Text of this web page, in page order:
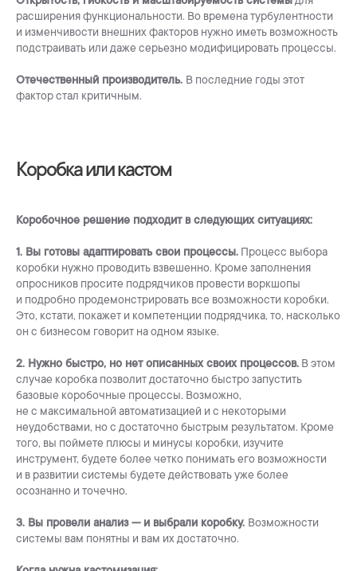
расширения функциональности. Во времена турбулентности
и изменчивости внешних факторов нужно иметь возможность
подстраивать или даже серьезно модифицировать процессы.
Отечественный производитель. В последние годы этот
фактор стал критичным.
Коробка или кастом
Коробочное решение подходит в следующих ситуациях:
1. Вы готовы адаптировать свои процессы. Процесс выбора
коробки нужно проводить взвешенно. Кроме заполнения
опросников просите подрядчиков провести воркшопы
и подробно продемонстрировать все возможности коробки.
Это, кстати, покажет и компетенции подрядчика, то, насколько
он с бизнесом говорит на одном языке.
2. Нужно быстро, но нет описанных своих процессов. В этом
случае коробка позволит достаточно быстро запустить
базовые коробочные процессы. Возможно,
не с максимальной автоматизацией и с некоторыми
неудобствами, но с достаточно быстрым результатом. Кроме
того, вы поймете плюсы и минусы коробки, изучите
инструмент, будете более четко понимать его возможности
и в развитии системы будете действовать уже более
осознанно и точечно.
3. Вы провели анализ — и выбрали коробку. Возможности
системы вам понятны и вам их достаточно.